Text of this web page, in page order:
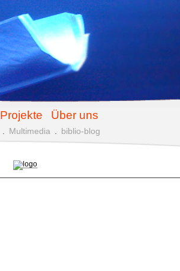
Projekte Über uns
Multimedia biblio-blog